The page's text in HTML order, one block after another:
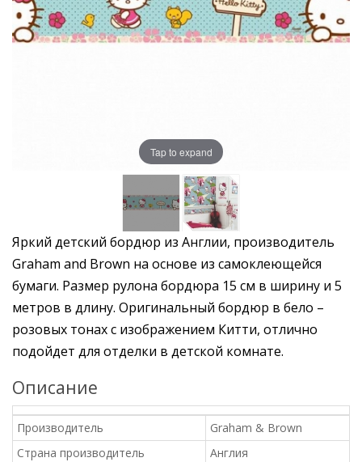
Tap to expand
Яркий детский бордюр из Англии, производитель
Graham and Brown на основе из самоклеющейся
бумаги. Размер рулона бордюра 15 см в ширину и 5
метров в длину. Оригинальный бордюр в бело –
розовых тонах с изображением Китти, отлично
подойдет для отделки в детской комнате.
Описание
Производитель
Graham & Brown
Страна производитель
Англия